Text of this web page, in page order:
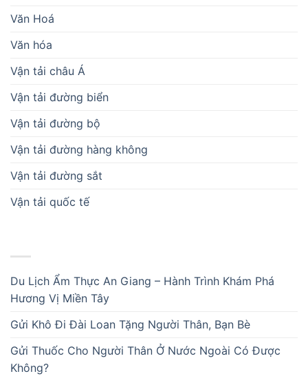
Văn Hoá
Văn hóa
Vận tải châu Á
Vận tải đường biển
Vận tải đường bộ
Vận tải đường hàng không
Vận tải đường sắt
Vận tải quốc tế
Du Lịch Ẩm Thực An Giang – Hành Trình Khám Phá
Hương Vị Miền Tây
Gửi Khô Đi Đài Loan Tặng Người Thân, Bạn Bè
Gửi Thuốc Cho Người Thân Ở Nước Ngoài Có Được
Không?